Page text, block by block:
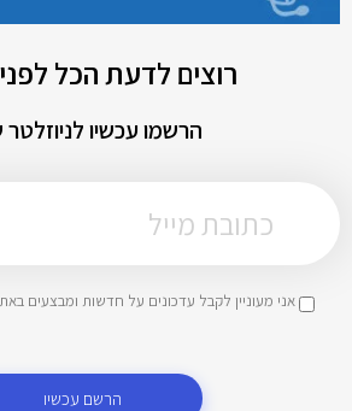
רוצים לדעת הכל
הרשמו עכשיו לניוזלטר
אני מעוניין לקבל עדכונים על חדשות ומבצעים
הרשם עכשיו